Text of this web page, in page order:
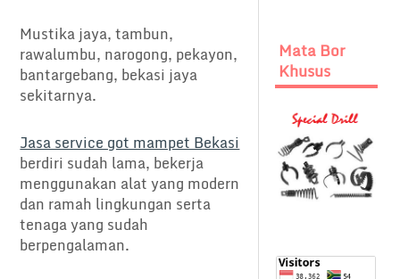
Mustika jaya, tambun,
rawalumbu, narogong, pekayon,
bantargebang, bekasi jaya
sekitarnya.
Jasa service got mampet Bekasi
berdiri sudah lama, bekerja
menggunakan alat yang modern
dan ramah lingkungan serta
tenaga yang sudah
berpengalaman.
Mata Bor
Khusus